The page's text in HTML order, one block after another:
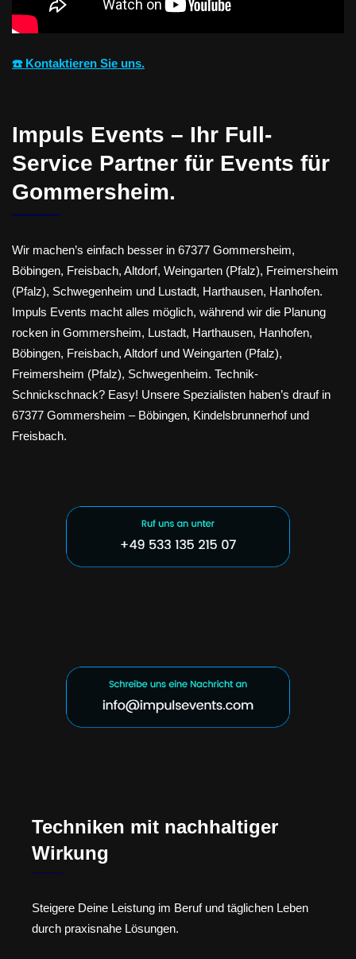
☎️ Kontaktieren Sie uns.
Impuls Events – Ihr Full-
Service Partner für Events für
Gommersheim.
Wir machen’s einfach besser in 67377 Gommersheim,
Böbingen, Freisbach, Altdorf, Weingarten (Pfalz), Freimersheim
(Pfalz), Schwegenheim und Lustadt, Harthausen, Hanhofen.
Impuls Events macht alles möglich, während wir die Planung
rocken in Gommersheim, Lustadt, Harthausen, Hanhofen,
Böbingen, Freisbach, Altdorf und Weingarten (Pfalz),
Freimersheim (Pfalz), Schwegenheim. Technik-
Schnickschnack? Easy! Unsere Spezialisten haben’s drauf in
67377 Gommersheim – Böbingen, Kindelsbrunnerhof und
Freisbach.
Techniken mit nachhaltiger
Wirkung
Steigere Deine Leistung im Beruf und täglichen Leben
durch praxisnahe Lösungen.